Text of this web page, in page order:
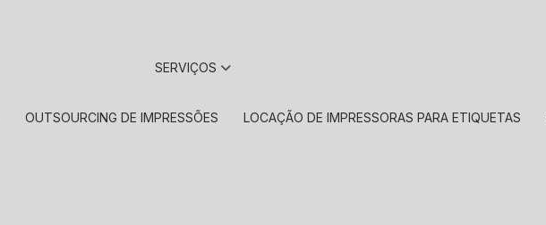
SERVIÇOS
OUTSOURCING DE IMPRESSÕES LOCAÇÃO DE IMPRESSORAS PARA ETIQUETAS